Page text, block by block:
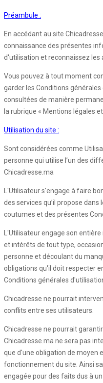
Préambule :
En accédant au site
connaissance des présentes
d'utilisation et reconnaissez les
Vous pouvez à tout moment
garder les Conditions
consultées de manière
la rubrique « Mentions légales
Utilisation du site :
Sont considérées comme
personne qui utilise l’un des
Chicadresse.ma
L'Utilisateur s'engage à faire
des services qu’il propose
coutumes et des présentes
L'Utilisateur engage son
et intérêts de tout type,
personne et découlant du
obligations qu'il doit respecter
Conditions générales
Chicadresse ne pourrait
conflits entre ses utilisateurs.
Chicadresse ne pourrait
Chicadresse.ma ne sera pas
que d'une obligation de moyen
fonctionnement du site. Ainsi
engagée pour des faits dus à